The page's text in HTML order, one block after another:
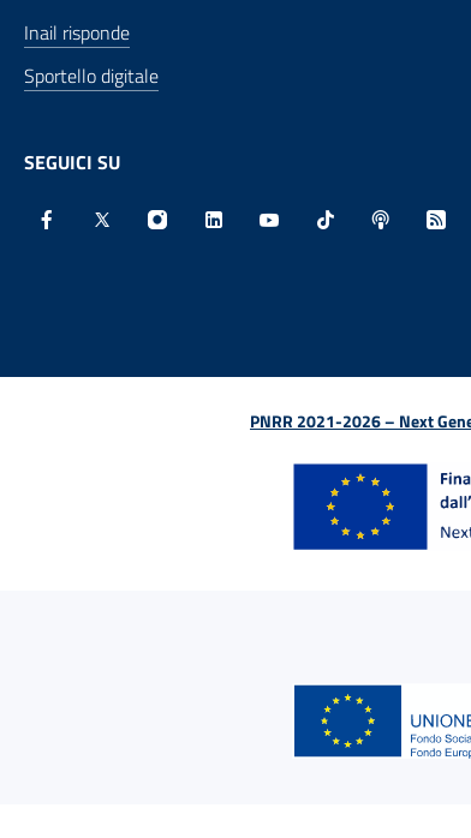
Inail risponde
Sportello digitale
SEGUICI SU
PNRR 2021-2026 – Next